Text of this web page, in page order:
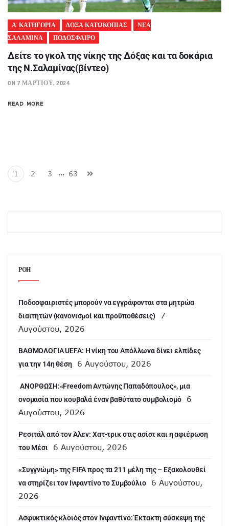
Α' ΚΑΤΗΓΟΡΙΑ ΔΟΞΑ ΚΑΤΩΚΟΠΙΑΣ
ΝΕΑ
ΣΑΛΑΜΙΝΑ
ΠΟΔΟΣΦΑΙΡΟ
Δείτε το γκολ της νίκης της Δόξας και τα δοκάρια
της Ν.Σαλαμίνας(βίντεο)
ON 7 ΜΑΡΤΊΟΥ, 2024
READ MORE
1 2 3 … 63
ΡΟΗ
Ποδοσφαιριστές μπορούν να εγγράφονται στα μητρώα
διαιτητών (κανονισμοί και προϋποθέσεις)
7
Αυγούστου, 2026
ΒΑΘΜΟΛΟΓΙΑ UEFA: Η νίκη του Απόλλωνα δίνει ελπίδες
για την 14η θέση
6 Αυγούστου, 2026
ANOΡΘΩΣΗ:«Freedom Αντώνης Παπαδόπουλος», μια
ονομασία που κουβαλά έναν βαθύτατο συμβολισμό
6
Αυγούστου, 2026
Ρεσιτάλ από τον Άλεν: Χατ-τρικ στις ασίστ και η αφιέρωση
του Μέσι
6 Αυγούστου, 2026
«Συγγνώμη» της FIFA προς τα 211 μέλη της – Εξακολουθεί
να στηρίζει τον Ινφαντίνο το Συμβούλιο
6 Αυγούστου,
2026
Ασφυκτικός κλοιός στον Ινφαντίνο: Έκτακτη σύσκεψη της